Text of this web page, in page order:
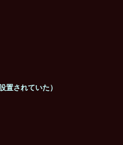
置されていた）